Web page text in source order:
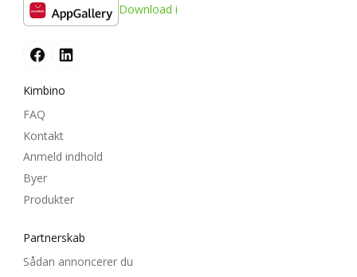
Download i
Kimbino
FAQ
Kontakt
Anmeld indhold
Byer
Produkter
Partnerskab
Sådan annoncerer du